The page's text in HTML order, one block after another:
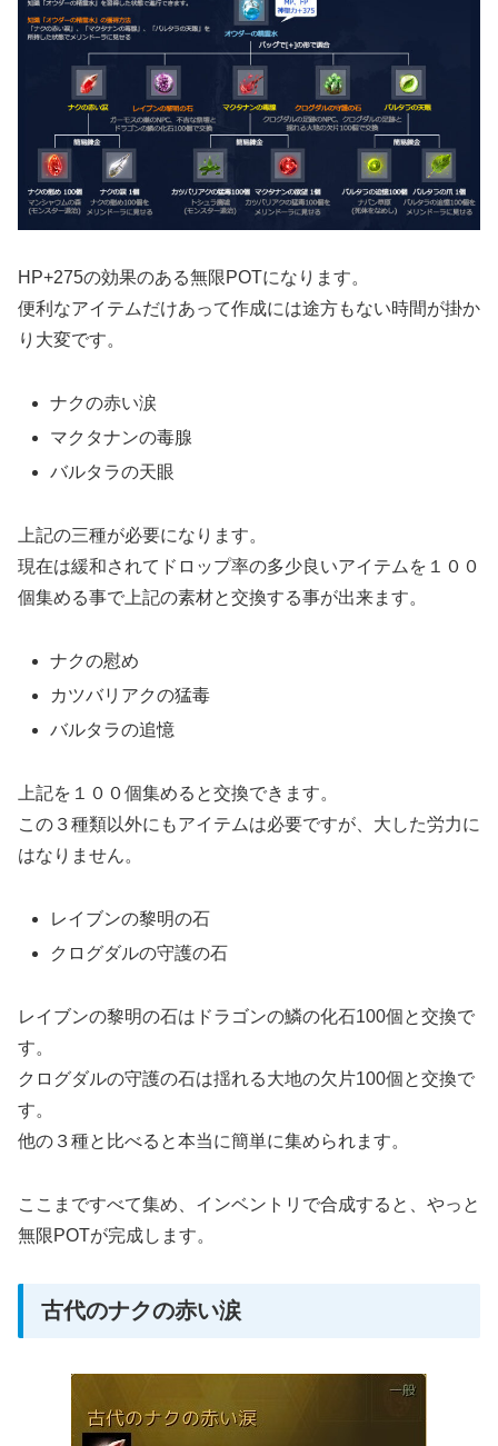
HP+275の効果のある無限POTになります。
便利なアイテムだけあって作成には途方もない時間が掛か
り大変です。
ナクの赤い涙
マクタナンの毒腺
バルタラの天眼
上記の三種が必要になります。
現在は緩和されてドロップ率の多少良いアイテムを１００
個集める事で上記の素材と交換する事が出来ます。
ナクの慰め
カツバリアクの猛毒
バルタラの追憶
上記を１００個集めると交換できます。
この３種類以外にもアイテムは必要ですが、大した労力に
はなりません。
レイブンの黎明の石
クログダルの守護の石
レイブンの黎明の石はドラゴンの鱗の化石100個と交換で
す。
クログダルの守護の石は揺れる大地の欠片100個と交換で
す。
他の３種と比べると本当に簡単に集められます。
ここまですべて集め、インベントリで合成すると、やっと
無限POTが完成します。
古代のナクの赤い涙